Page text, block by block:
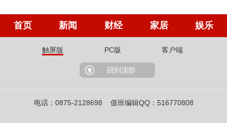
首页 新闻 财经 家居 娱乐
触屏版 PC版 客户端
回到顶部
电话：0875-2128698 值班编辑QQ：516770808